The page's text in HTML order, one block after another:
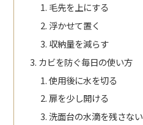
毛先を上にする
浮かせて置く
収納量を減らす
カビを防ぐ毎日の使い方
使用後に水を切る
扉を少し開ける
洗面台の水滴を残さない